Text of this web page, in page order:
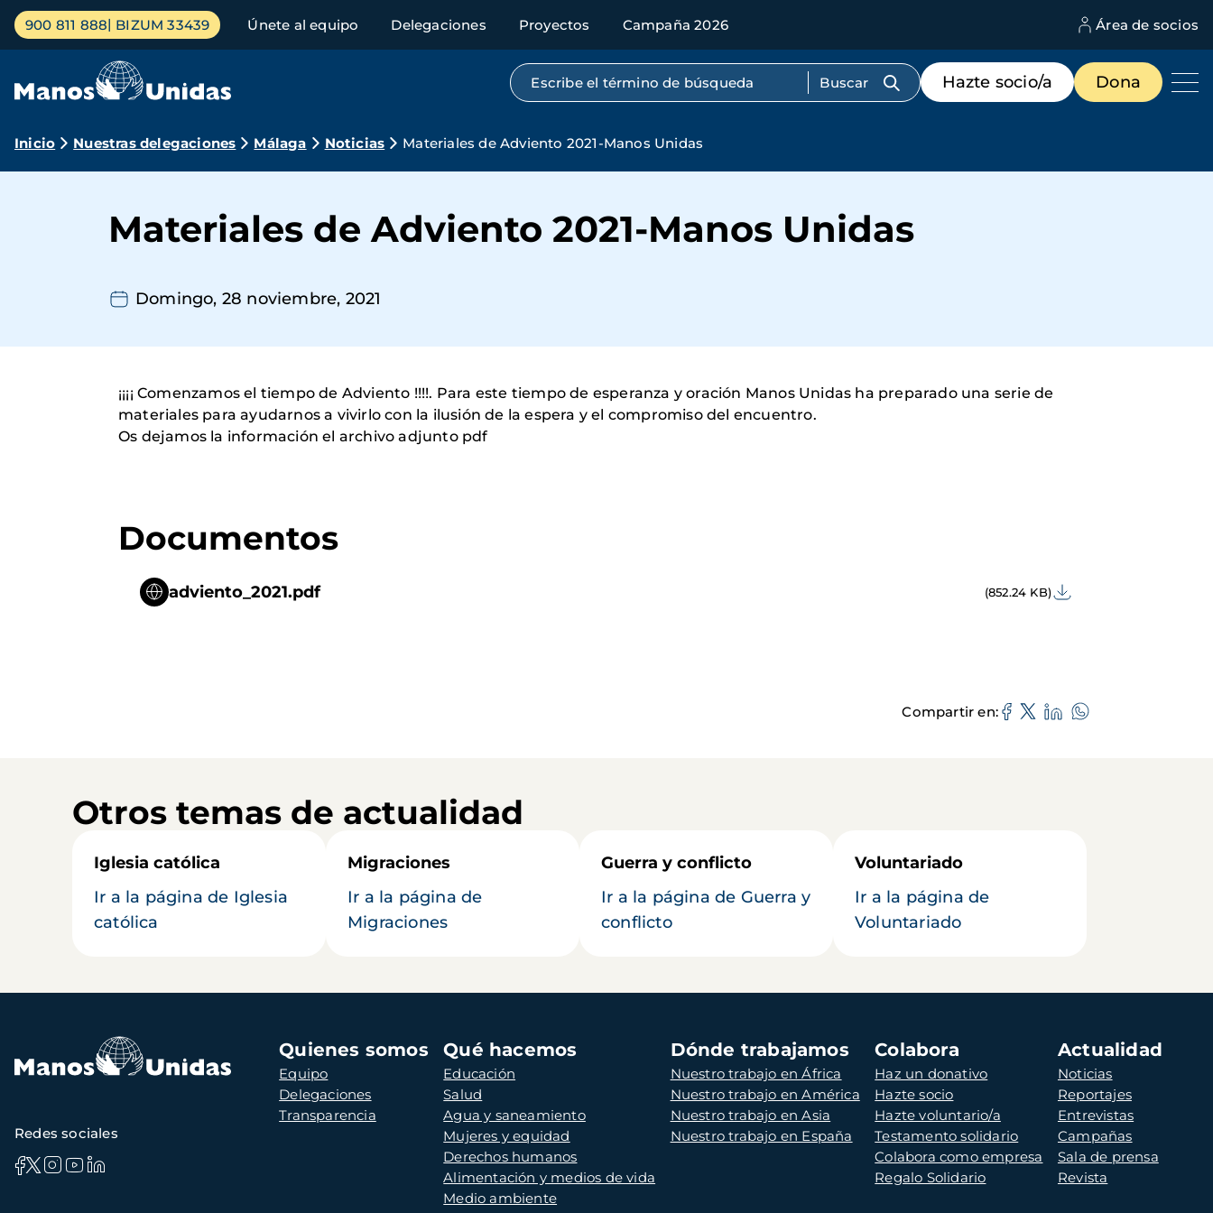
Pasar
contenido
Menú
principal
900 811 888 BIZUM 33439 Únete al equipo Delegaciones Proyectos Campaña 2026 Área de socios
Búsqueda por texto completo
Menú
de
destacados
Hazte socio/a Dona
Ruta
navegación
Inicio Nuestras delegaciones Málaga Noticias Materiales de Adviento 2021-Manos Unidas
Materiales de Adviento 2021-Manos Unidas
Domingo, 28 noviembre, 2021
¡¡¡¡ Comenzamos el tiempo de Adviento !!!!. Para este tiempo de esperanza y oración Manos Unidas ha preparado una serie de
materiales para ayudarnos a vivirlo con la ilusión de la espera y el compromiso del encuentro.
Os dejamos la información el archivo adjunto pdf
Documentos
adviento_2021.pdf (852.24 KB)
Compartir en
Otros temas de actualidad
Iglesia católica
Ir a la página de Iglesia
católica
Migraciones
Ir a la página de
Migraciones
Guerra y conflicto
Ir a la página de Guerra y
conflicto
Voluntariado
Ir a la página de
Voluntariado
Navegación
principal
Quienes somos
Equipo
Delegaciones
Transparencia
Qué hacemos
Educación
Salud
Agua y saneamiento
Mujeres y equidad
Derechos humanos
Alimentación y medios de vida
Medio ambiente
Dónde trabajamos
Nuestro trabajo en África
Nuestro trabajo en América
Nuestro trabajo en Asia
Nuestro trabajo en España
Colabora
Haz un donativo
Hazte socio
Hazte voluntario/a
Testamento solidario
Colabora como empresa
Regalo Solidario
Actualidad
Noticias
Reportajes
Entrevistas
Campañas
Sala de prensa
Revista
Redes sociales